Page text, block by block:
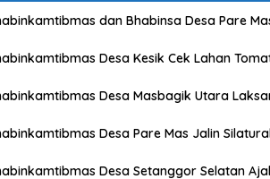
dan Bhabinsa Desa Pare
Desa Kesik Cek Lahan
Desa Masbagik Utara
Desa Pare Mas Jalin
Desa Setanggor Selatan